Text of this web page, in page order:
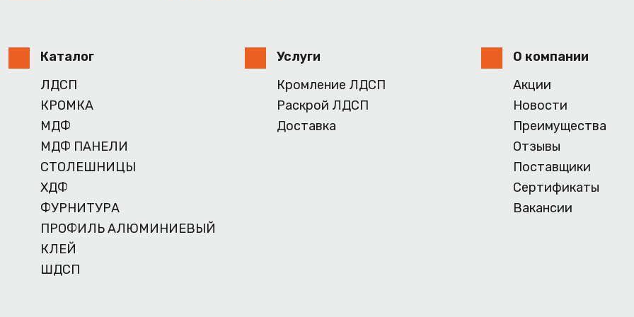
Каталог
ЛДСП
КРОМКА
МДФ
МДФ ПАНЕЛИ
СТОЛЕШНИЦЫ
ХДФ
ФУРНИТУРА
ПРОФИЛЬ АЛЮМИНИЕВЫЙ
КЛЕЙ
ШДСП
Услуги
Кромление ЛДСП
Раскрой ЛДСП
Доставка
О компании
Акции
Новости
Преимущества
Отзывы
Поставщики
Сертификаты
Вакансии